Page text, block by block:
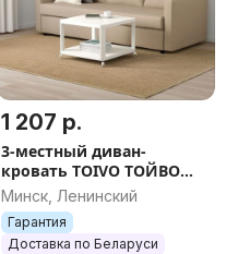
1 207 р.
3-местный диван-
кровать TOIVO ТОЙВО
(ФРИХЕТЭН В ИКЕА).
Темно-серый/Бежевый/
Коричневый/Темно-
синий
Минск, Ленинский
Гарантия
Доставка по Беларуси